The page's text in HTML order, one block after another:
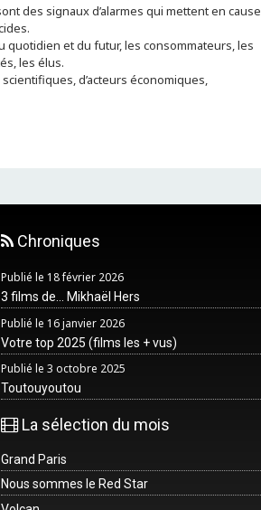
des signaux d’alarmes qui mettent en cause
quotidien et du futur, les consommateurs, les
les élus.
d’acteurs économiques,
Chroniques
Publié le 18 février 2026
3 films de... Mikhaël Hers
Publié le 16 janvier 2026
Votre top 2025 (films les + vus)
Publié le 3 octobre 2025
Toutouyoutou
La sélection du mois
Grand Paris
Nous sommes le Red Star